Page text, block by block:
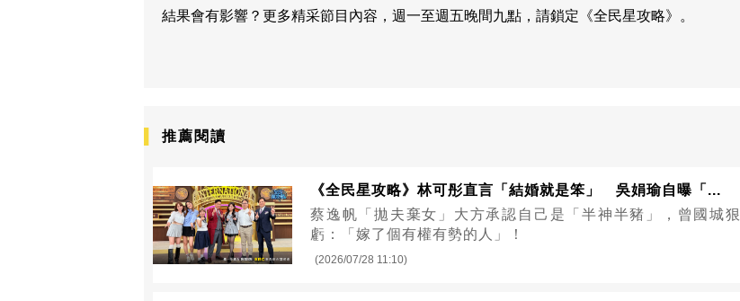
結果會有影響？更多精采節目內容，週一至週五晚間九點，請鎖定《全民星攻略》。
推薦閱讀
《全民星攻略》林可彤直言「結婚就是笨」 吳娟瑜自曝「...
蔡逸帆「拋夫棄女」大方承認自己是「半神半豬」，曾國城狠
虧：「嫁了個有權有勢的人」！
(2026/07/28 11:10)